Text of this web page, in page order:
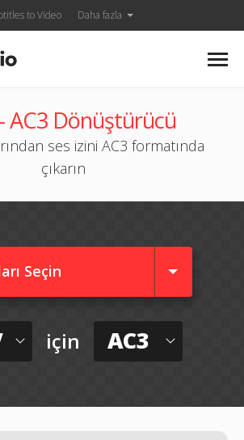
to Video Daha fazla
AC3 Dönüştürücü
ses izini AC3 formatında
çıkarın
Seçin
için AC3